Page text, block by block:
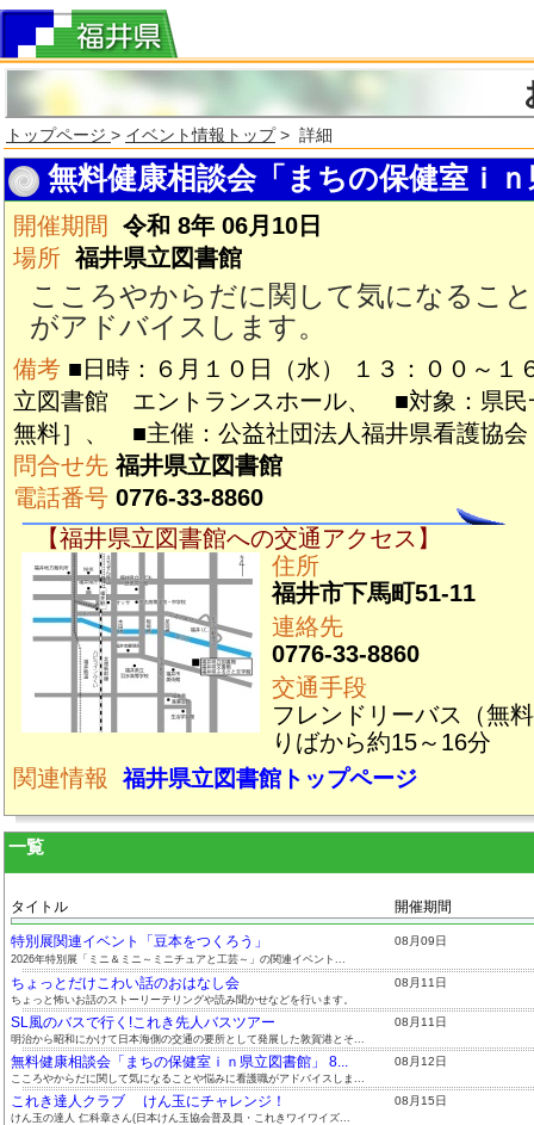
トップページ > イベント情報トップ> 詳細
無料健康相談会「まちの保健室ｉ
開催期間
令和 8年 06月10日
場所 福井県立図書館
こころやからだに関して気になるこ
がアドバイスします。
備考 ■日時：６月１０日（水） １３：００～
立図書館 エントランスホール、 ■対象：県民
無料］、 ■主催：公益社団法人福井県看護協会
問合せ先福井県立図書館
電話番号 0776-33-8860
【福井県立図書館への交通アクセス】
住所
福井市下馬町51-11
連絡先
0776-33-8860
交通手段
フレンドリーバス（無
りばから約15～16分
関連情報福井県立図書館トップページ
一覧
タイトル 開催期間
特別展関連イベント「豆本をつくろう」 08月09日
2026年特別展「ミニ＆ミニ～ミニチュアと工芸～」の関連イベント...
ちょっとだけこわい話のおはなし会 08月11日
ちょっと怖いお話のストーリーテリングや読み聞かせなどを行います。
SL風のバスで行く!これき先人バスツアー 08月11日
明治から昭和にかけて日本海側の交通の要所として発展した敦賀港とそ...
無料健康相談会「まちの保健室ｉｎ県立図書館」 8... 08月12日
こころやからだに関して気になることや悩みに看護職がアドバイスしま...
これき達人クラブ けん玉にチャレンジ！ 08月15日
けん玉の達人 仁科章さん(日本けん玉協会普及員・これきワイワイズ...